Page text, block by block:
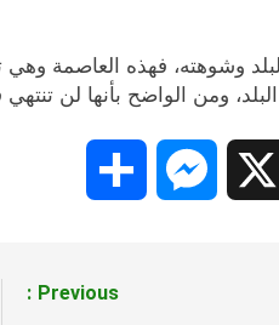
وشوهته، فهذه العاصمة
ومن الواضح بأنها لن
Messenger
Previous: